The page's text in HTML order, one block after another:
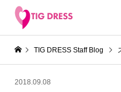
TIG DRESS Staff Blog
2018.09.08